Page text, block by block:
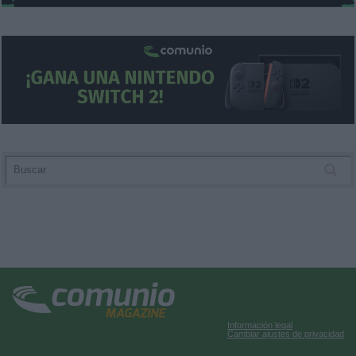
Información legal
Cambiar ajustes de privacidad